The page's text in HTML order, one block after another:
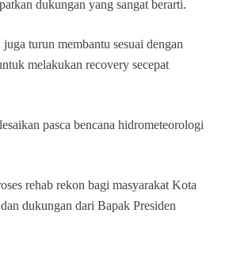
dukungan yang sangat berarti.
turun membantu sesuai dengan
melakukan recovery secepat
pasca bencana hidrometeorologi
rehab rekon bagi masyarakat Kota
dukungan dari Bapak Presiden